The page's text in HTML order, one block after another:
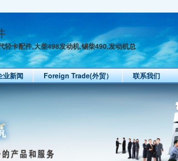
轻卡配件,大柴498发动机,锡柴490,发动机总
业新闻 Foreign Trade(外贸） 联系我们